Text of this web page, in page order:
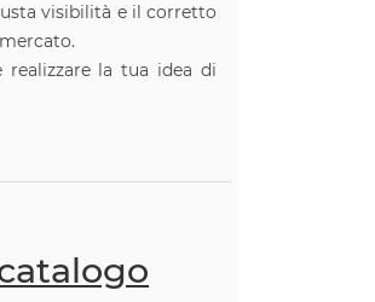
visibilità e il corretto
realizzare la tua idea di